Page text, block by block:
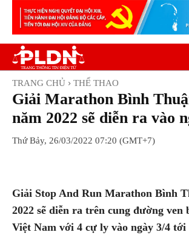
TRANG CHỦ THỂ THAO
Giải Marathon Bình
năm 2022 sẽ diễn ra vào
Thứ Bảy, 26/03/2022 07:20 (GMT+7)
Giải Stop And Run Marathon Bình
2022 sẽ diễn ra trên cung đường ven
Việt Nam với 4 cự ly vào ngày 3/4